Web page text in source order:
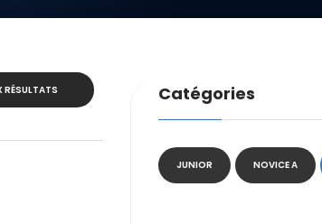
RÉSULTATS Catégories
JUNIOR NOVICE A